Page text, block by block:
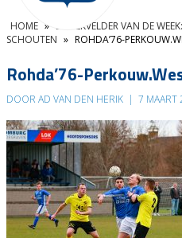
HOME » BROEKVELDER VAN DE
SCHOUTEN » ROHDA’76-
Rohda’76-
DOOR AD VAN DEN HERIK | 7 MAART